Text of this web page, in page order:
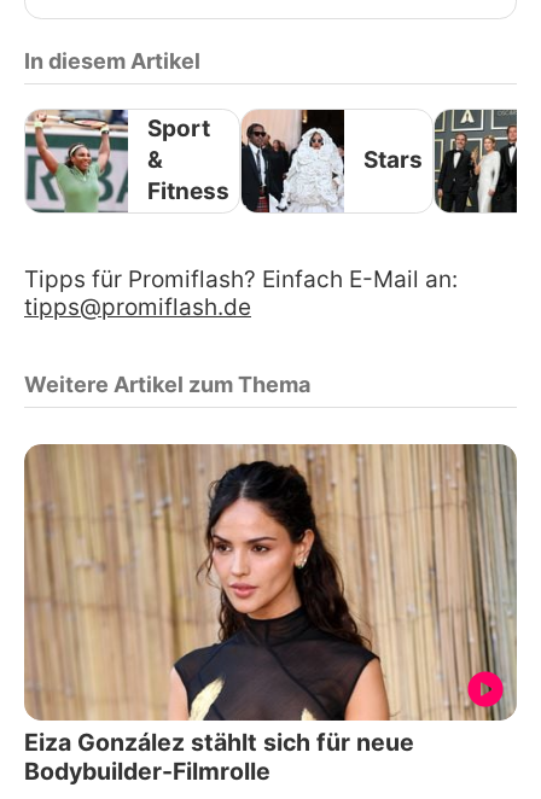
In diesem Artikel
Sport
&
Fitness
Stars
Tipps für Promiflash? Einfach E-Mail an:
tipps@promiflash.de
Weitere Artikel zum Thema
Eiza González stählt sich für neue
Bodybuilder-Filmrolle